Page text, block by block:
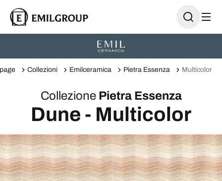
Collezioni Emilceramica Pietra Essenza Multicolor
Collezione Pietra Essenza
Dune - Multicolor